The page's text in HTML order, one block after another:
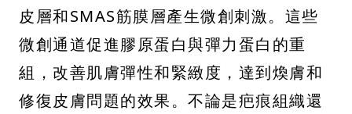
皮層和SMAS筋膜層產生微創刺激。這些
微創通道促進膠原蛋白與彈力蛋白的重
組，改善肌膚彈性和緊緻度，達到煥膚和
修復皮膚問題的效果。不論是疤痕組織還